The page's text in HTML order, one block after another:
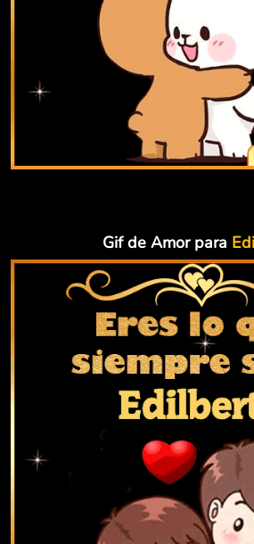
Gif de Amor para